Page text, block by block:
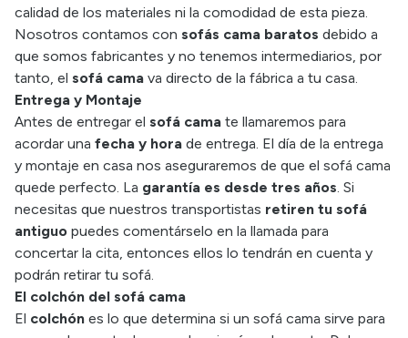
calidad de los materiales ni la comodidad de esta pieza.
Nosotros contamos con sofás cama baratos debido a
que somos fabricantes y no tenemos intermediarios, por
tanto, el sofá cama va directo de la fábrica a tu casa.
Entrega y Montaje
Antes de entregar el sofá cama te llamaremos para
acordar una fecha y hora de entrega. El día de la entrega
y montaje en casa nos aseguraremos de que el sofá cama
quede perfecto. La garantía es desde tres años . Si
necesitas que nuestros transportistas retiren tu sofá
antiguo puedes comentárselo en la llamada para
concertar la cita, entonces ellos lo tendrán en cuenta y
podrán retirar tu sofá.
El colchón del sofá cama
El colchón es lo que determina si un sofá cama sirve para